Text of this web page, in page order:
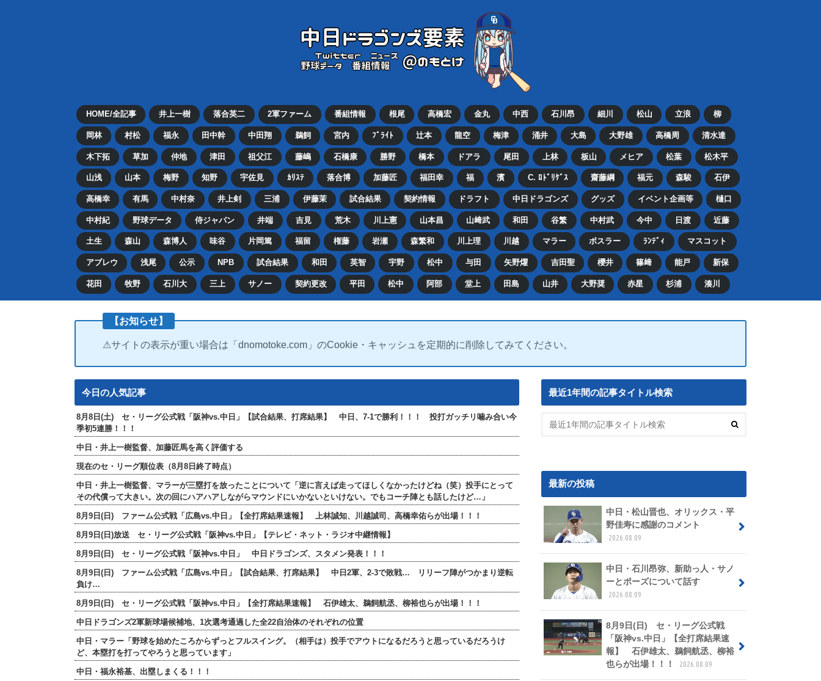
HOME/全記事 井上一樹 落合英二 2軍ファーム 番組情報 根尾 高橋宏 金丸 中西 石川昂 細川 松山 立浪 柳
岡林 村松 福永 田中幹 中田翔 鵜飼 宮内 ﾌﾞﾗｲﾄ 辻本 龍空 梅津 涌井 大島 大野雄 高橋周 清水達
木下拓 草加 仲地 津田 祖父江 藤嶋 石橋康 勝野 橋本 ドアラ 尾田 上林 板山 メヒア 松葉 松木平
山浅 山本 梅野 知野 宇佐見 ｶﾘｽﾃ 落合博 加藤匠 福田幸 福 濱 C. ﾛﾄﾞﾘｹﾞｽ 齋藤綱 福元 森駿 石伊
高橋幸 有馬 中村奈 井上剣 三浦 伊藤茉 試合結果 契約情報 ドラフト 中日ドラゴンズ グッズ イベント企画等 樋口
中村紀 野球データ 侍ジャパン 井端 吉見 荒木 川上憲 山本昌 山﨑武 和田 谷繁 中村武 今中 日渡 近藤
土生 森山 森博人 味谷 片岡篤 福留 権藤 岩瀬 森繁和 川上理 川越 マラー ボスラー ﾗﾝﾃﾞｨ マスコット
アブレウ 浅尾 公示 NPB 試合結果 和田 英智 宇野 松中 与田 矢野燿 吉田聖 櫻井 篠﨑 能戸 新保
花田 牧野 石川大 三上 サノー 契約更改 平田 松中 阿部 堂上 田島 山井 大野奨 赤星 杉浦 湊川
【お知らせ】
⚠サイトの表示が重い場合は「dnomotoke.com」のCookie・キャッシュを定期的に削除してみてください。
今日の人気記事
8月8日(土) セ・リーグ公式戦「阪神vs.中日」【試合結果、打席結果】 中日、7-1で勝利！！！ 投打ガッチリ噛み合い今
季初5連勝！！！
中日・井上一樹監督、加藤匠馬を高く評価する
現在のセ・リーグ順位表（8月8日終了時点）
中日・井上一樹監督、マラーが三塁打を放ったことについて「逆に言えば走ってほしくなかったけどね（笑）投手にとって
その代償って大きい。次の回にハアハアしながらマウンドにいかないといけない。でもコーチ陣とも話したけど…」
8月9日(日) ファーム公式戦「広島vs.中日」【全打席結果速報】 上林誠知、川越誠司、高橋幸佑らが出場！！！
8月9日(日)放送 セ・リーグ公式戦「阪神vs.中日」【テレビ・ネット・ラジオ中継情報】
8月9日(日) セ・リーグ公式戦「阪神vs.中日」 中日ドラゴンズ、スタメン発表！！！
8月9日(日) ファーム公式戦「広島vs.中日」【試合結果、打席結果】 中日2軍、2-3で敗戦… リリーフ陣がつかまり逆転
負け…
8月9日(日) セ・リーグ公式戦「阪神vs.中日」【全打席結果速報】 石伊雄太、鵜飼航丞、柳裕也らが出場！！！
中日ドラゴンズ2軍新球場候補地、1次選考通過した全22自治体のそれぞれの位置
中日・マラー「野球を始めたころからずっとフルスイング。（相手は）投手でアウトになるだろうと思っているだろうけ
ど、本塁打を打ってやろうと思っています」
中日・福永裕基、出塁しまくる！！！
最近1年間の記事タイトル検索
最新の投稿
中日・松山晋也、オリックス・平
野佳寿に感謝のコメント
2026.08.09
中日・石川昂弥、新助っ人・サノ
ーとポーズについて話す
2026.08.09
8月9日(日) セ・リーグ公式戦
「阪神vs.中日」【全打席結果速
報】 石伊雄太、鵜飼航丞、柳裕
也らが出場！！！
2026.08.09